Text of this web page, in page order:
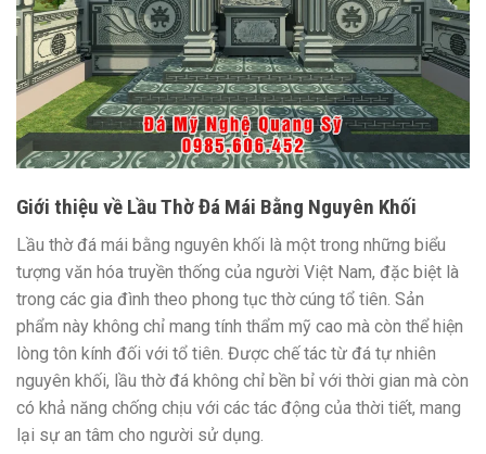
Giới thiệu về Lầu Thờ Đá Mái Bằng Nguyên Khối
Lầu thờ đá mái bằng nguyên khối là một trong những biểu
tượng văn hóa truyền thống của người Việt Nam, đặc biệt là
trong các gia đình theo phong tục thờ cúng tổ tiên. Sản
phẩm này không chỉ mang tính thẩm mỹ cao mà còn thể hiện
lòng tôn kính đối với tổ tiên. Được chế tác từ đá tự nhiên
nguyên khối, lầu thờ đá không chỉ bền bỉ với thời gian mà còn
có khả năng chống chịu với các tác động của thời tiết, mang
lại sự an tâm cho người sử dụng.